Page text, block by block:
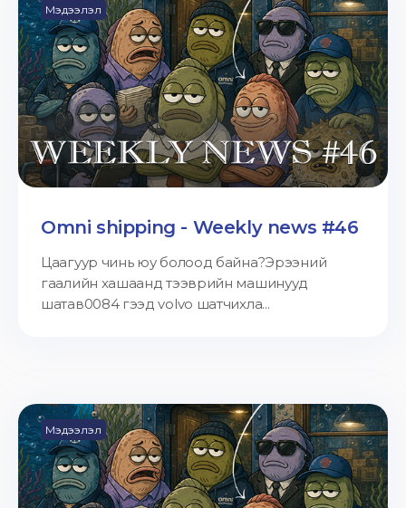
Мэдээлэл
Omni shipping - Weekly news #46
Цаагуур чинь юу болоод байна?Эрээний
гаалийн хашаанд тээврийн машинууд
шатав0084 гээд volvo шатчихла...
Мэдээлэл